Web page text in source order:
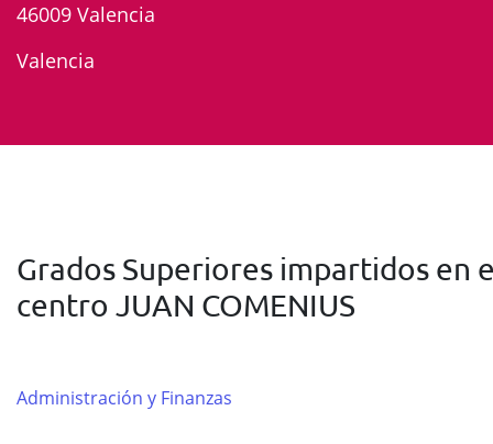
46009 Valencia
Valencia
Grados Superiores impartidos en
centro JUAN COMENIUS
Administración y Finanzas